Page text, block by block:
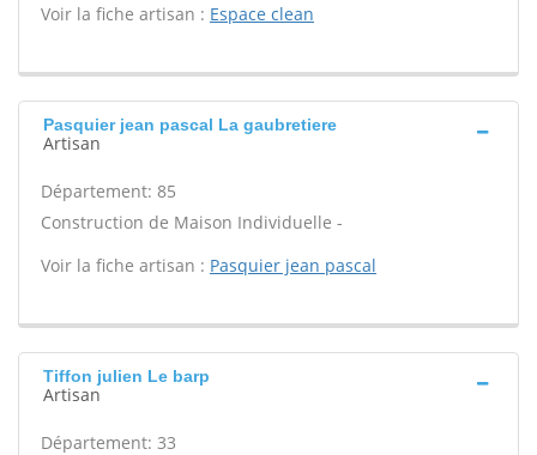
Voir la fiche artisan : Espace clean
Pasquier jean pascal La gaubretiere
Artisan
Département: 85
Construction de Maison Individuelle -
Voir la fiche artisan : Pasquier jean pascal
Tiffon julien Le barp
Artisan
Département: 33